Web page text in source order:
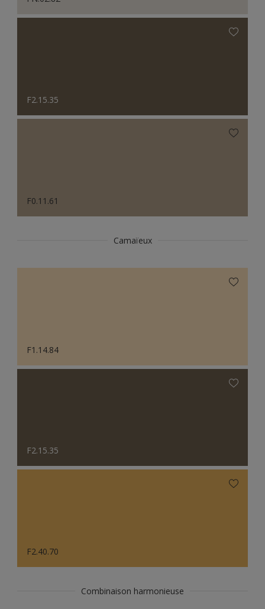
F2.15.35
F0.11.61
Camaïeux
F1.14.84
F2.15.35
F2.40.70
Combinaison harmonieuse